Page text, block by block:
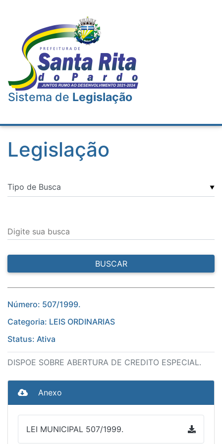
Sistema de Legislação
Legislação
▼
Digite sua busca
BUSCAR
Número: 507/1999.
Categoria: LEIS ORDINARIAS
Status: Ativa
DISPOE SOBRE ABERTURA DE CREDITO ESPECIAL.
Anexo
LEI MUNICIPAL 507/1999.